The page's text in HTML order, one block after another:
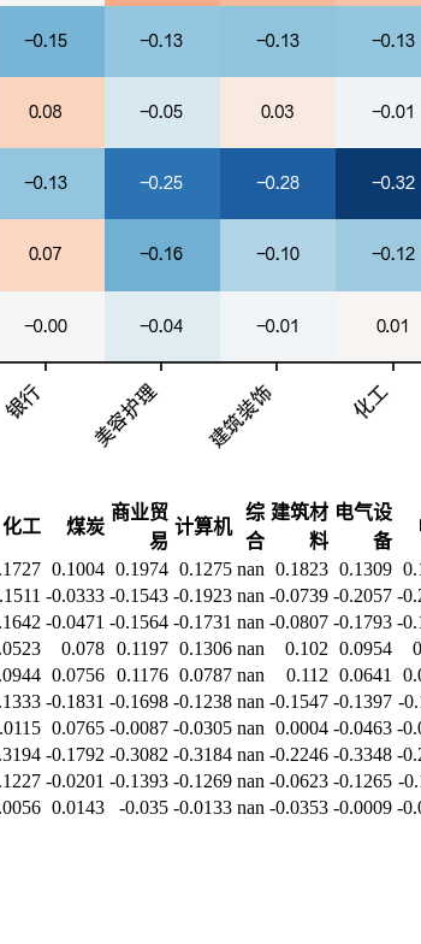
化工 煤炭
商业贸
易
计算机
综
合
建筑材
料
电气设
备
0.1004 0.1974 0.1275 nan 0.1823 0.1309
-0.0333 -0.1543 -0.1923 nan -0.0739 -0.2057 -
-0.0471 -0.1564 -0.1731 nan -0.0807 -0.1793 -
0.078 0.1197 0.1306 nan 0.102 0.0954
0.0756 0.1176 0.0787 nan 0.112 0.0641
-0.1831 -0.1698 -0.1238 nan -0.1547 -0.1397 -
0.0765 -0.0087 -0.0305 nan 0.0004 -0.0463 -
-0.1792 -0.3082 -0.3184 nan -0.2246 -0.3348 -
-0.0201 -0.1393 -0.1269 nan -0.0623 -0.1265 -
0.0143 -0.035 -0.0133 nan -0.0353 -0.0009 -